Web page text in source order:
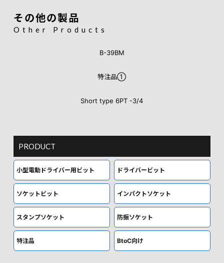
PRODUCT
小型電動ドライバー用ビット ドライバービット
ソケットビット インパクトソケット
スタンプソケット 防振ソケット
特注品 BtoC向け
その他の製品
Other Products
B-39BM
特注品①
Short type 6PT -3/4